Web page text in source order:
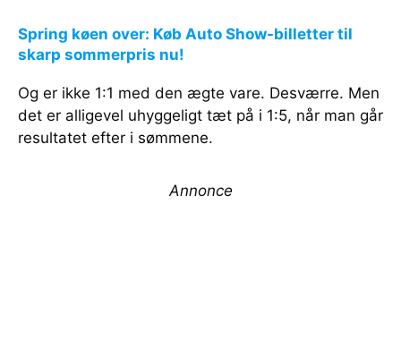
Spring køen over: Køb Auto Show-billetter til
skarp sommerpris nu!
Og er ikke 1:1 med den ægte vare. Desværre. Men
det er alligevel uhyggeligt tæt på i 1:5, når man går
resultatet efter i sømmene.
Annonce